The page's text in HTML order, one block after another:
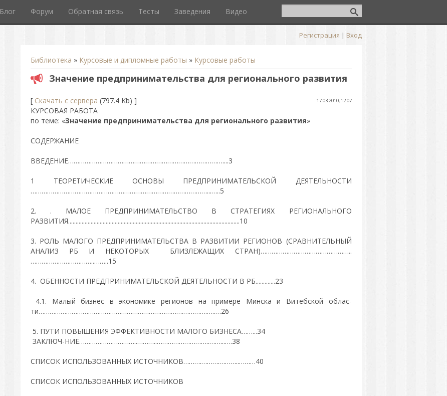
Блог Форум Обратная связь Тесты Заведения Видео
Регистрация | Вход
Библиотека » Курсовые и дипломные работы » Курсовые работы
Значение предпринимательства для регионального развития
[ Скачать с сервера (797.4 Kb) ] 17.03.2010, 12:07
КУРСОВАЯ РАБОТА
по теме: «Значение предпринимательства для регионального развития»
СОДЕРЖАНИЕ
ВВЕДЕНИЕ…………………………………………………………………………....3
1 ТЕОРЕТИЧЕСКИЕ ОСНОВЫ ПРЕДПРИНИМАТЕЛЬСКОЙ ДЕЯТЕЛЬНОСТИ
……………………………………………………………………………………...…..5
2. . МАЛОЕ ПРЕДПРИНИМАТЕЛЬСТВО В СТРАТЕГИЯХ РЕГИОНАЛЬНОГО
РАЗВИТИЯ..................................................................................................................10
3. РОЛЬ МАЛОГО ПРЕДПРИНИМАТЕЛЬСТВА В РАЗВИТИИ РЕГИОНОВ (СРАВНИТЕЛЬНЫЙ
АНАЛИЗ РБ И НЕКОТОРЫХ БЛИЗЛЕЖАЩИХ СТРАН)…………………………………………..
……………………………..……..15
4. ОБЕННОСТИ ПРЕДПРИНИМАТЕЛЬСКОЙ ДЕЯТЕЛЬНОСТИ В РБ.............23
4.1. Малый бизнес в экономике регионов на примере Минска и Витебской облас-
ти…………………………………………………………………….………….…..…26
5. ПУТИ ПОВЫШЕНИЯ ЭФФЕКТИВНОСТИ МАЛОГО БИЗНЕСА……...34
ЗАКЛЮЧ-НИЕ…………………………..………..………………………..……...….38
СПИСОК ИСПОЛЬЗОВАННЫХ ИСТОЧНИКОВ……….……….………..………40
СПИСОК ИСПОЛЬЗОВАННЫХ ИСТОЧНИКОВ